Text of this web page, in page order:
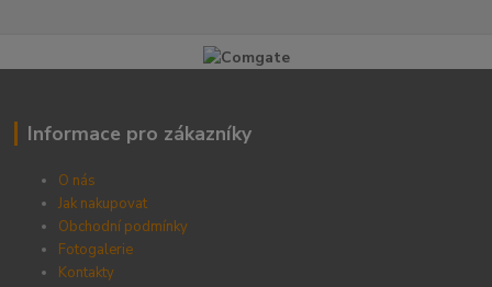
Informace pro zákazníky
O nás
Jak nakupovat
Obchodní podmínky
Fotogalerie
Kontakty